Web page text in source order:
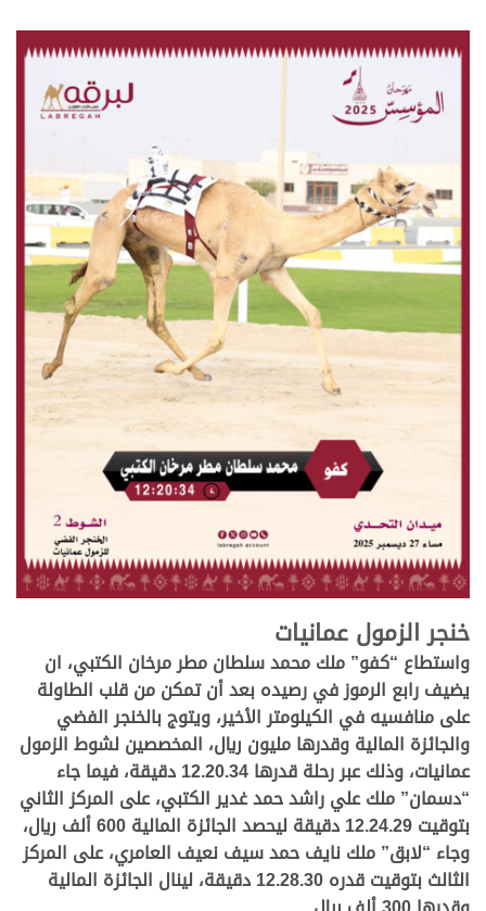
.
خنجر الزمول عمانيات
واستطاع “كفو” ملك محمد سلطان مطر مرخان الكتبي، ان
يضيف رابع الرموز في رصيده بعد أن تمكن من قلب الطاولة
على منافسيه في الكيلومتر الأخير، ويتوج بالخنجر الفضي
والجائزة المالية وقدرها مليون ريال، المخصصين لشوط الزمول
عمانيات، وذلك عبر رحلة قدرها 12.20.34 دقيقة، فيما جاء
“دسمان” ملك علي راشد حمد غدير الكتبي، على المركز الثاني
بتوقيت 12.24.29 دقيقة ليحصد الجائزة المالية 600 ألف ريال،
وجاء “لابق” ملك نايف حمد سيف نعيف العامري، على المركز
الثالث بتوقيت قدره 12.28.30 دقيقة، لينال الجائزة المالية